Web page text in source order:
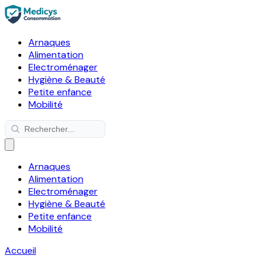
Arnaques
Alimentation
Electroménager
Hygiène & Beauté
Petite enfance
Mobilité
Arnaques
Alimentation
Electroménager
Hygiène & Beauté
Petite enfance
Mobilité
Accueil